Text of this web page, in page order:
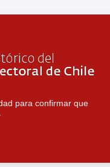
para confirmar que